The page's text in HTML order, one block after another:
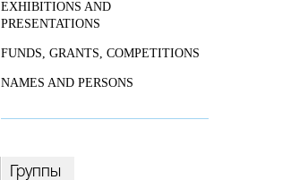
EXHIBITIONS AND
PRESENTATIONS
FUNDS, GRANTS, COMPETITIONS
NAMES AND PERSONS
Группы